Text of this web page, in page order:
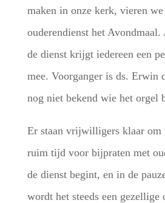
maken in onze kerk, vieren
ouderendienst het Avondmaal.
de dienst krijgt iedereen een
mee. Voorganger is ds. Erwin
nog niet bekend wie het orgel
Er staan vrijwilligers klaar om
ruim tijd voor bijpraten met
de dienst begint, en in de
wordt het steeds een gezellige